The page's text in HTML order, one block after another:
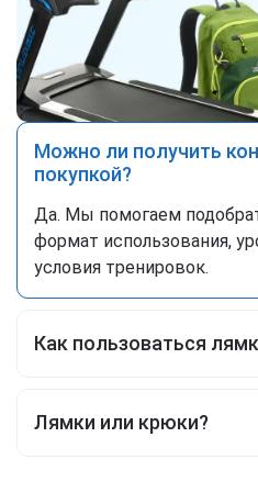
Можно ли получить
покупкой?
Да. Мы помогаем
формат использования,
условия тренировок.
Как пользоваться
вокруг грифа 2-3 раза,
Лямки или крюки?